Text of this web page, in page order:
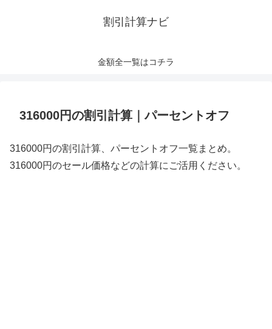
割引計算ナビ
金額全一覧はコチラ
316000円の割引計算｜パーセントオフ
316000円の割引計算、パーセントオフ一覧まとめ。
316000円のセール価格などの計算にご活用ください。